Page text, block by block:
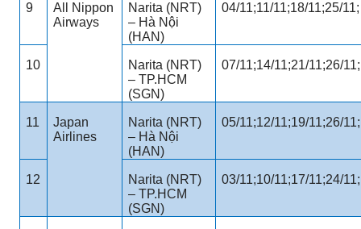
9
All Nippon
Airways
Narita (NRT)
– Hà Nội
(HAN)
04/11;11/11;18/11;25/11;
10
Narita (NRT)
– TP.HCM
(SGN)
07/11;14/11;21/11;26/11;
11
Japan
Airlines
Narita (NRT)
– Hà Nội
(HAN)
05/11;12/11;19/11;26/11;
12
Narita (NRT)
– TP.HCM
(SGN)
03/11;10/11;17/11;24/11;